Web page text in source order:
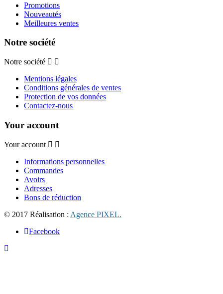
Promotions
Nouveautés
Meilleures ventes
Notre société
Notre société
Mentions légales
Conditions générales de ventes
Protection de vos données
Contactez-nous
Your account
Your account
Informations personnelles
Commandes
Avoirs
Adresses
Bons de réduction
© 2017 Réalisation : Agence PIXEL.
Facebook